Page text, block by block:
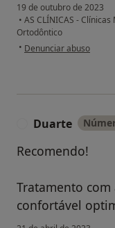
19 de outubro de 2023
• AS CLÍNICAS -
Ortodôntico
• na opinião do utilizador
Denunciar abuso
Duarte
Recomendo!
Tratamento
confortável